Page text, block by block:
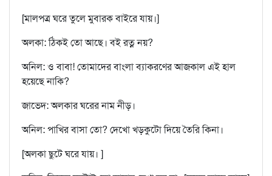
[মালপত্র ঘরে তুলে মুবারক বাইরে যায়।]
অলকা: ঠিকই তো আছে। বই রত্ন নয়?
অনিল: ও বাবা! তোমাদের বাংলা ব্যাকরণের আজকাল এই হাল
হয়েছে নাকি?
জাভেদ: অলকার ঘরের নাম নীড়।
অনিল: পাখির বাসা তো? দেখো খড়কুটো দিয়ে তৈরি কিনা।
[অলকা ছুটে ঘরে যায়। ]